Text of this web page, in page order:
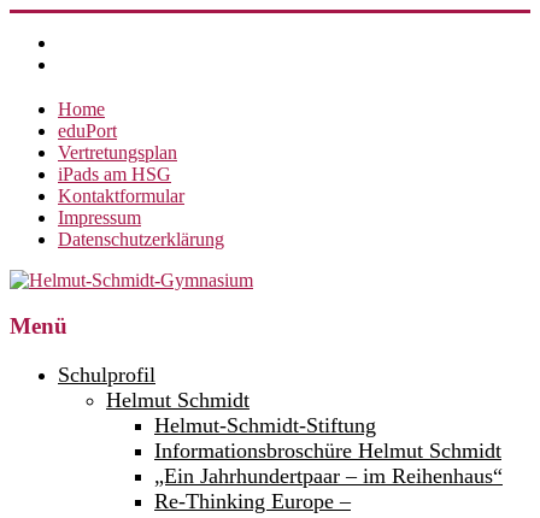
Inhalt
springen
Home
eduPort
Vertretungsplan
iPads am HSG
Kontaktformular
Impressum
Datenschutzerklärung
Helmut-
Gymnasium
Menü
Schulprofil
Helmut Schmidt
Helmut-Schmidt-Stiftung
Informationsbroschüre Helmut Schmidt
„Ein Jahrhundertpaar – im Reihenhaus“
Re-Thinking Europe –